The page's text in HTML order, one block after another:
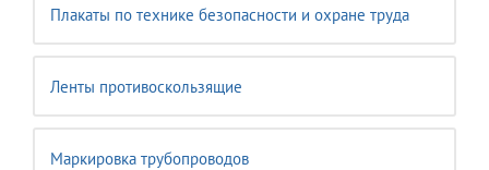
Плакаты по технике безопасности и охране труда
Ленты противоскользящие
Маркировка трубопроводов